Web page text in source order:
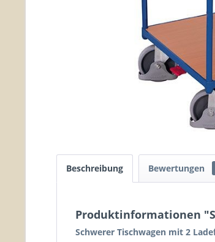
Beschreibung Bewertungen
Produktinformationen
Schwerer Tischwagen mit 2